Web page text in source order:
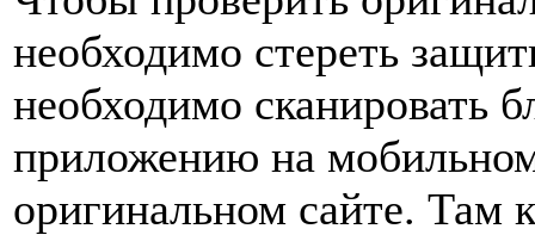
необходимо стереть
необходимо сканировать
приложению на
оригинальном сайте. Там